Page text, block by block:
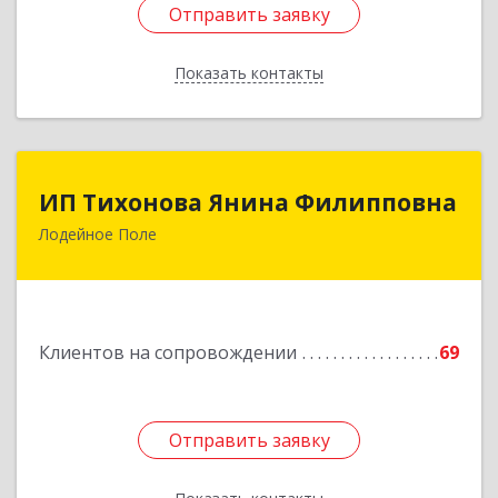
Отправить заявку
Показать контакты
Отправить заявку
Назад
ИП Тихонова Янина Филипповна
Лодейное Поле
Клиентов на сопровождении 69
Отправить заявку
187700, Ленинградская обл, Лодейнопольский
Подробнее
Отправить заявку